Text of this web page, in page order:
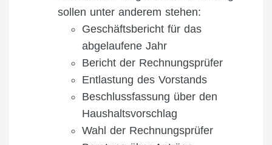
sollen unter anderem stehen:
Geschäftsbericht für das
abgelaufene Jahr
Bericht der Rechnungsprüfer
Entlastung des Vorstands
Beschlussfassung über den
Haushaltsvorschlag
Wahl der Rechnungsprüfer